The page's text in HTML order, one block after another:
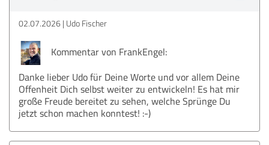
02.07.2026 Udo Fischer
Kommentar von FrankEngel:
Danke lieber Udo für Deine Worte und vor allem Deine
Offenheit Dich selbst weiter zu entwickeln! Es hat mir
große Freude bereitet zu sehen, welche Sprünge Du
jetzt schon machen konntest! :-)